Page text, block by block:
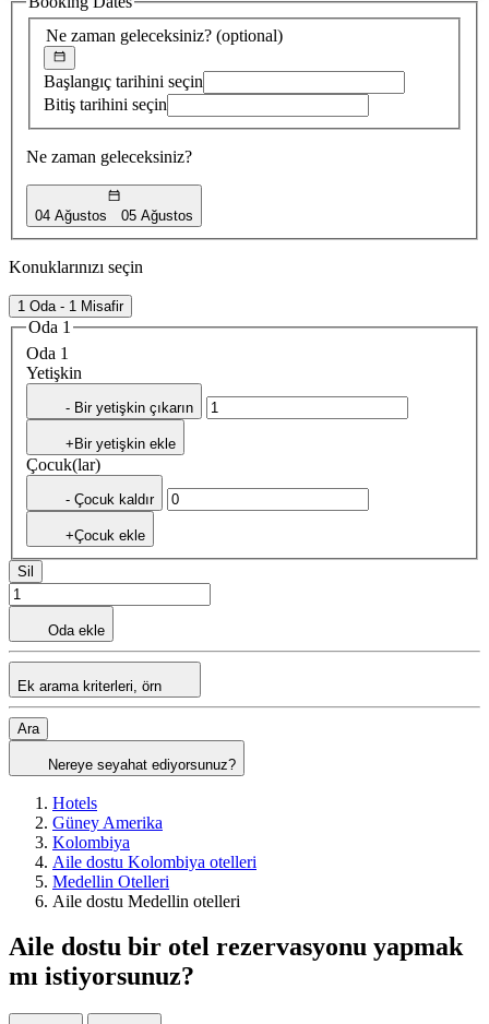
bulundu
Ne zaman geleceksiniz? (optional)
Başlangıç tarihini seçin
Bitiş tarihini seçin
Ne zaman geleceksiniz?
04 Ağustos 05 Ağustos
Konuklarınızı seçin
1 Oda - 1 Misafir
Oda 1
Oda 1
Yetişkin
- Bir yetişkin çıkarın
+Bir yetişkin ekle
Çocuk(lar)
- Çocuk kaldır
+Çocuk ekle
Sil
Oda ekle
Ek arama kriterleri, örn
Ara
Nereye seyahat ediyorsunuz?
Hotels
Güney Amerika
Kolombiya
Aile dostu Kolombiya otelleri
Medellin Otelleri
Aile dostu Medellin otelleri
Aile dostu bir otel rezervasyonu yapmak
mı istiyorsunuz?